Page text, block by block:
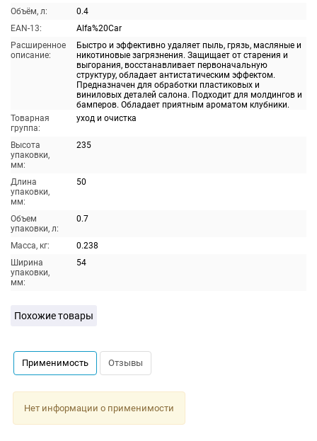
Объём, л:
0.4
EAN-13:
Alfa%20Car
Расширенное
описание:
Быстро и эффективно удаляет пыль, грязь, масляные и
никотиновые загрязнения. Защищает от старения и
выгорания, восстанавливает первоначальную
структуру, обладает антистатическим эффектом.
Предназначен для обработки пластиковых и
виниловых деталей салона. Подходит для молдингов и
бамперов. Обладает приятным ароматом клубники.
Товарная
группа:
уход и очистка
Высота
упаковки,
мм:
235
Длина
упаковки,
мм:
50
Объем
упаковки, л:
0.7
Масса, кг:
0.238
Ширина
упаковки,
мм:
54
Похожие товары
Применимость Отзывы
Нет информации о применимости